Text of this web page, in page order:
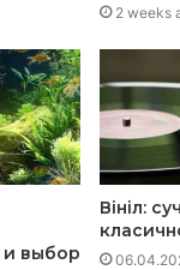
2 weeks
и выбор
Вініл: